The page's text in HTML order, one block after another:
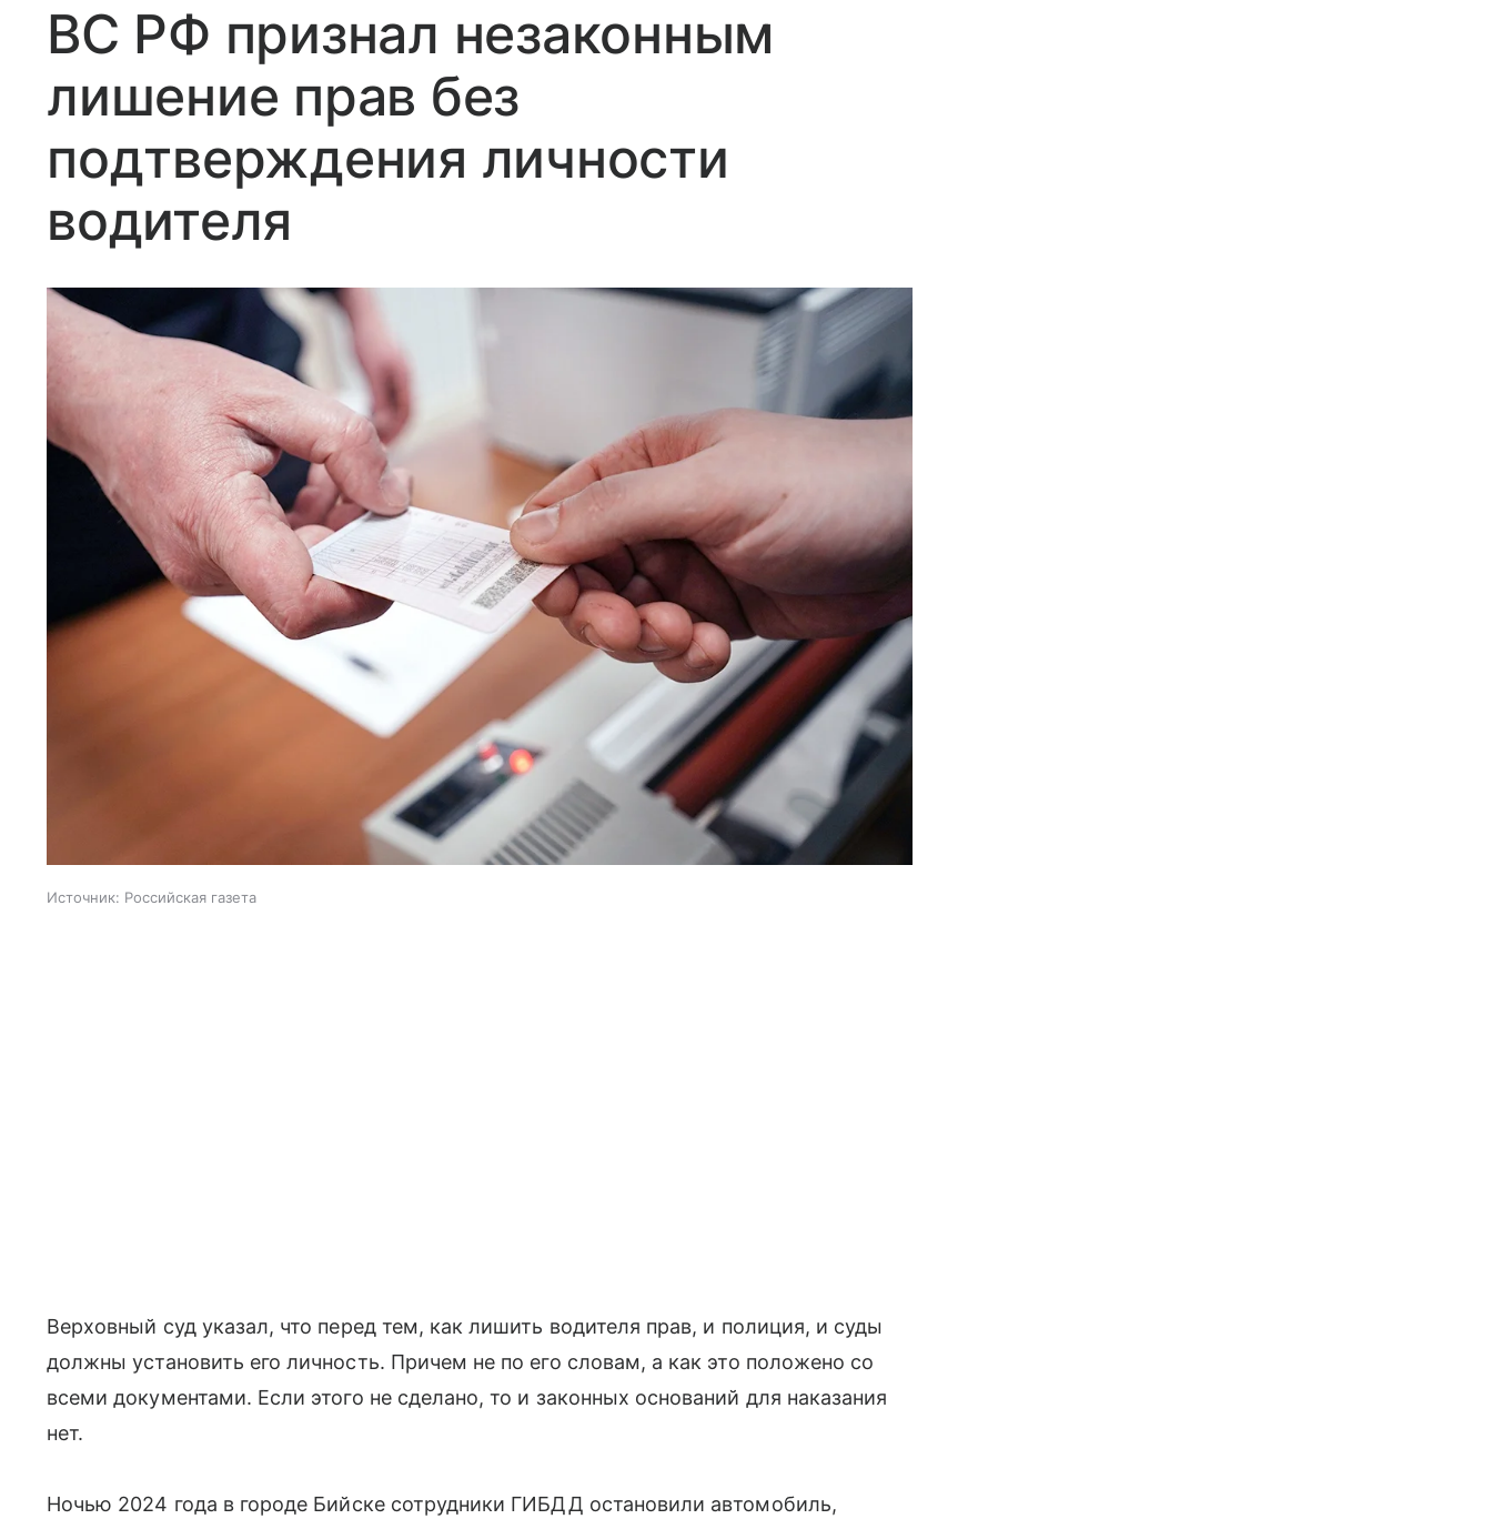
ВС РФ признал незаконным
лишение прав без
подтверждения личности
водителя
Источник: Российская газета
Верховный суд указал, что перед тем, как лишить водителя прав, и полиция, и суды
должны установить его личность. Причем не по его словам, а как это положено со
всеми документами. Если этого не сделано, то и законных оснований для наказания
нет.
Ночью 2024 года в городе Бийске сотрудники ГИБДД остановили автомобиль,